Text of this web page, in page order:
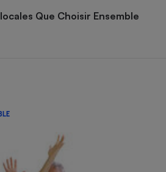
Que Choisir Ensemble